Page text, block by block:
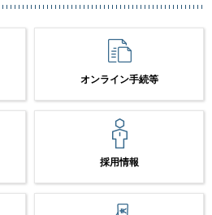
オンライン手続等
採用情報